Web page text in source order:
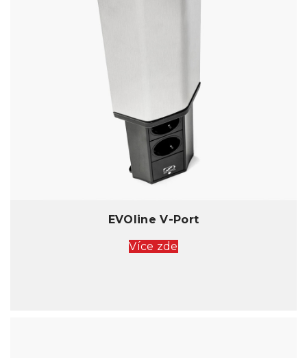
EVOline V-Port
Více zde